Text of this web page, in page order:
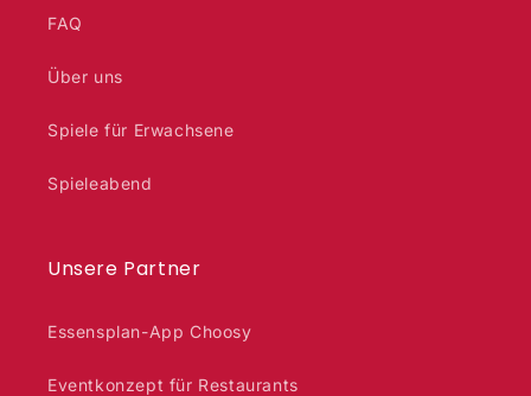
FAQ
Über uns
Spiele für Erwachsene
Spieleabend
Unsere Partner
Essensplan-App Choosy
Eventkonzept für Restaurants